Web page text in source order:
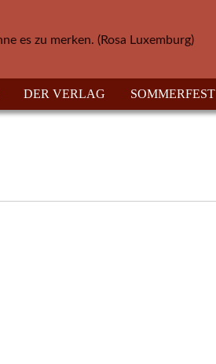
es zu merken. (Rosa Luxemburg)
DER VERLAG SOMMERFEST